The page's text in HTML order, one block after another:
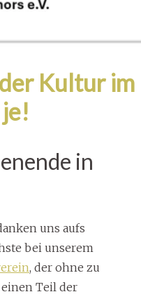
Kultur im
in
uns aufs
bei unserem
, der ohne zu
Teil der